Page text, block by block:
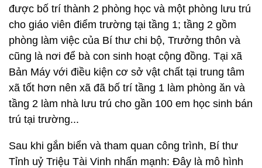
được bố trí thành 2 phòng học và một phòng lưu trú
cho giáo viên điểm trường tại tầng 1; tầng 2 gồm
phòng làm việc của Bí thư chi bộ, Trưởng thôn và
cũng là nơi để bà con sinh hoạt cộng đồng. Tại xã
Bản Máy với điều kiện cơ sở vật chất tại trung tâm
xã tốt hơn nên xã đã bố trí tầng 1 làm phòng ăn và
tầng 2 làm nhà lưu trú cho gần 100 em học sinh bán
trú tại trường...
Sau khi gắn biển và tham quan công trình, Bí thư
Tỉnh uỷ Triệu Tài Vinh nhấn mạnh: Đây là mô hình